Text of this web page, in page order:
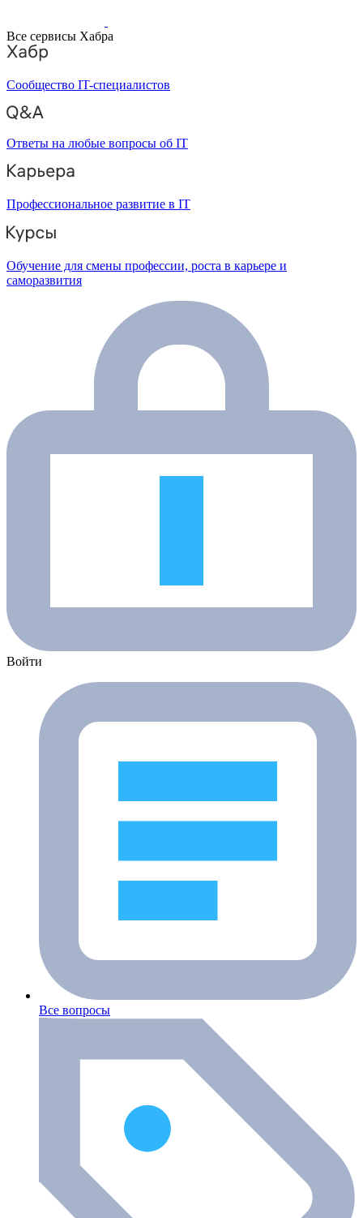
Все сервисы Хабра
Сообщество IT-специалистов
Ответы на любые вопросы об IT
Профессиональное развитие в IT
Обучение для смены профессии, роста в карьере и
саморазвития
Войти
Все вопросы